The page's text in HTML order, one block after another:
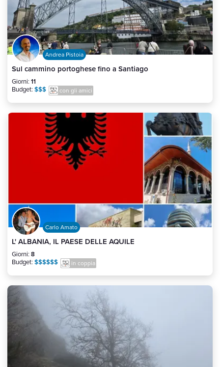
Andrea Pistoia
Sul cammino portoghese fino a Santiago
Giorni: 11
Budget: $$$ con gli amici
Carlo Amato
L' ALBANIA, IL PAESE DELLE AQUILE
Giorni: 8
Budget: $$$$$$ in coppia